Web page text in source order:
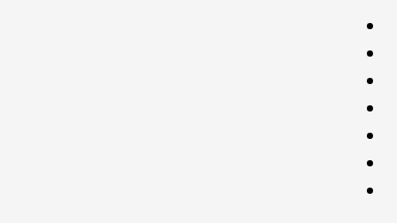
facebook
Twitter
youtube
Linkedin
instagram
snapchat
Telegram